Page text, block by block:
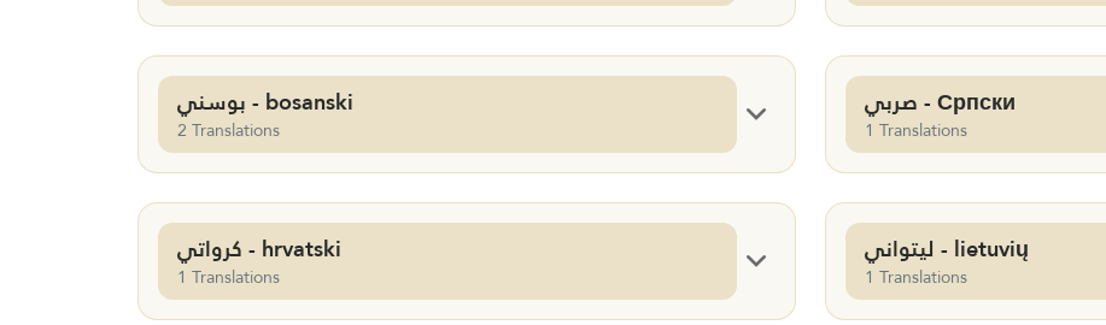
بوسني - bosanski
2 Translations
صربي - Српски
1 Translations
كرواتي - hrvatski
1 Translations
ليتواني - lietuvių
1 Translations